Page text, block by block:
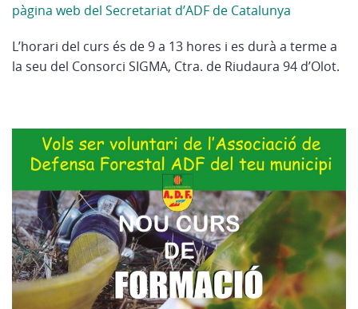
pàgina web del Secretariat d’ADF de Catalunya
L’horari del curs és de 9 a 13 hores i es durà a terme a
la seu del Consorci SIGMA, Ctra. de Riudaura 94 d’Olot.